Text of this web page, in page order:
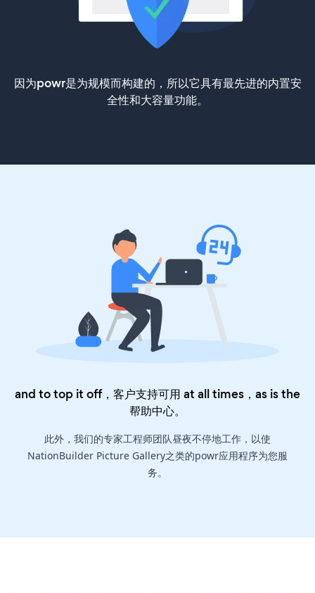
因为powr是为规模而构建的，所以它具有最先进的内置安
全性和大容量功能。
and to top it off，客户支持可用 at all times，as is the
帮助中心。
此外，我们的专家工程师团队昼夜不停地工作，以使
NationBuilder Picture Gallery之类的powr应用程序为您服
务。